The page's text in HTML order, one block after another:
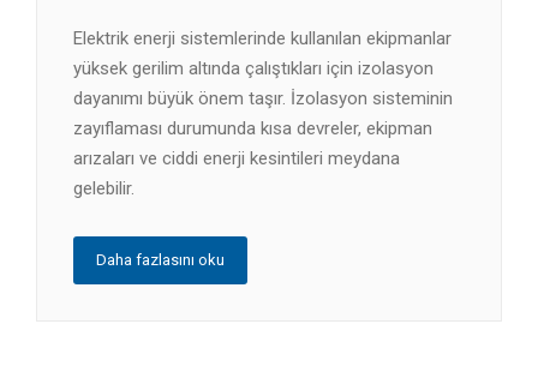
Elektrik enerji sistemlerinde kullanılan ekipmanlar
yüksek gerilim altında çalıştıkları için izolasyon
dayanımı büyük önem taşır. İzolasyon sisteminin
zayıflaması durumunda kısa devreler, ekipman
arızaları ve ciddi enerji kesintileri meydana
gelebilir.
Daha fazlasını oku